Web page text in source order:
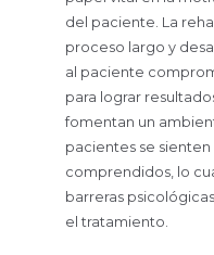
del paciente. La
proceso largo y
al paciente
para lograr
fomentan un
pacientes se
comprendidos, lo
barreras
el tratamiento.